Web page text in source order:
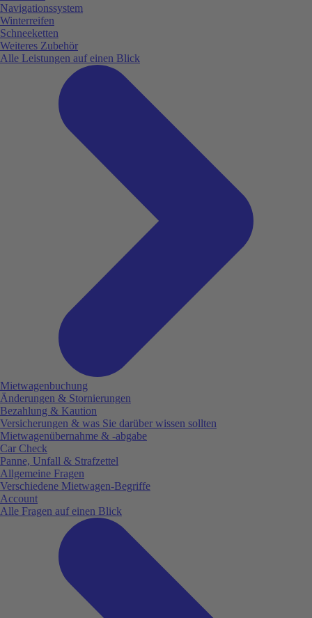
Navigationssystem
Winterreifen
Schneeketten
Weiteres Zubehör
Alle Leistungen auf einen Blick
Mietwagenbuchung
Änderungen & Stornierungen
Bezahlung & Kaution
Versicherungen & was Sie darüber wissen sollten
Mietwagenübernahme & -abgabe
Car Check
Panne, Unfall & Strafzettel
Allgemeine Fragen
Verschiedene Mietwagen-Begriffe
Account
Alle Fragen auf einen Blick